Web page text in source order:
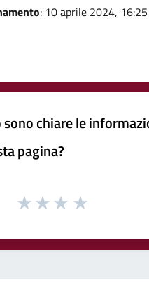
: 10 aprile 2024, 16:25
sono chiare le
pagina?